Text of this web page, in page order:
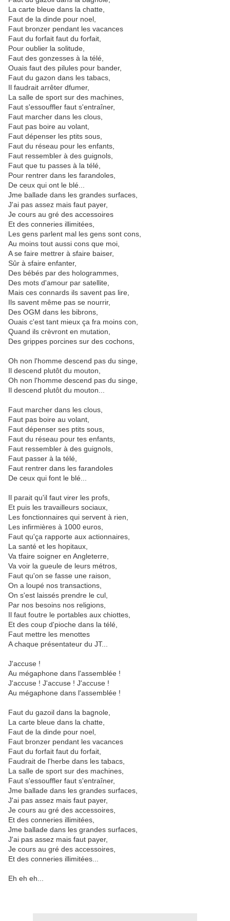
La carte bleue dans la chatte,
Faut de la dinde pour noel,
Faut bronzer pendant les vacances
Faut du forfait faut du forfait,
Pour oublier la solitude,
Faut des gonzesses à la télé,
Ouais faut des pilules pour bander,
Faut du gazon dans les tabacs,
Il faudrait arrêter dfumer,
La salle de sport sur des machines,
Faut s'essouffler faut s'entraîner,
Faut marcher dans les clous,
Faut pas boire au volant,
Faut dépenser les ptits sous,
Faut du réseau pour les enfants,
Faut ressembler à des guignols,
Faut que tu passes à la télé,
Pour rentrer dans les farandoles,
De ceux qui ont le blé...
Jme ballade dans les grandes surfaces,
J'ai pas assez mais faut payer,
Je cours au gré des accessoires
Et des conneries illimitées,
Les gens parlent mal les gens sont cons,
Au moins tout aussi cons que moi,
A se faire mettrer à sfaire baiser,
Sûr à sfaire enfanter,
Des bébés par des hologrammes,
Des mots d'amour par satellite,
Mais ces connards ils savent pas lire,
Ils savent même pas se nourrir,
Des OGM dans les bibrons,
Ouais c'est tant mieux ça fra moins con,
Quand ils crèvront en mutation,
Des grippes porcines sur des cochons,
Oh non l'homme descend pas du singe,
Il descend plutôt du mouton,
Oh non l'homme descend pas du singe,
Il descend plutôt du mouton...
Faut marcher dans les clous,
Faut pas boire au volant,
Faut dépenser ses ptits sous,
Faut du réseau pour tes enfants,
Faut ressembler à des guignols,
Faut passer à la télé,
Faut rentrer dans les farandoles
De ceux qui font le blé...
Il parait qu'il faut virer les profs,
Et puis les travailleurs sociaux,
Les fonctionnaires qui servent à rien,
Les infirmières à 1000 euros,
Faut qu'ça rapporte aux actionnaires,
La santé et les hopitaux,
Va tfaire soigner en Angleterre,
Va voir la gueule de leurs métros,
Faut qu'on se fasse une raison,
On a loupé nos transactions,
On s'est laissés prendre le cul,
Par nos besoins nos religions,
Il faut foutre le portables aux chiottes,
Et des coup d'pioche dans la télé,
Faut mettre les menottes
A chaque présentateur du JT...
J'accuse !
Au mégaphone dans l'assemblée !
J'accuse ! J'accuse ! J'accuse !
Au mégaphone dans l'assemblée !
Faut du gazoil dans la bagnole,
La carte bleue dans la chatte,
Faut de la dinde pour noel,
Faut bronzer pendant les vacances
Faut du forfait faut du forfait,
Faudrait de l'herbe dans les tabacs,
La salle de sport sur des machines,
Faut s'essouffler faut s'entraîner,
Jme ballade dans les grandes surfaces,
J'ai pas assez mais faut payer,
Je cours au gré des accessoires,
Et des conneries illimitées,
Jme ballade dans les grandes surfaces,
J'ai pas assez mais faut payer,
Je cours au gré des accessoires,
Et des conneries illimitées...
Eh eh eh...